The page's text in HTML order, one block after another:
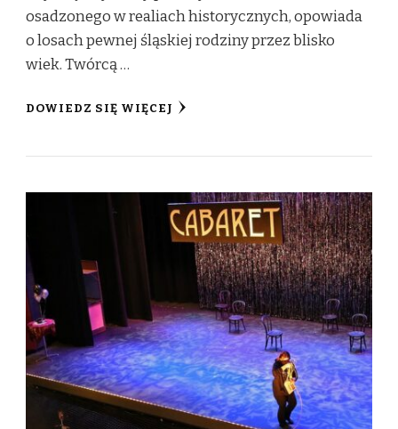
osadzonego w realiach historycznych, opowiada
o losach pewnej śląskiej rodziny przez blisko
wiek. Twórcą …
DOWIEDZ SIĘ WIĘCEJ